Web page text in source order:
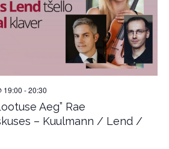
Aeg” Rae
– Kuulmann / Lend /
19:00 -20:30